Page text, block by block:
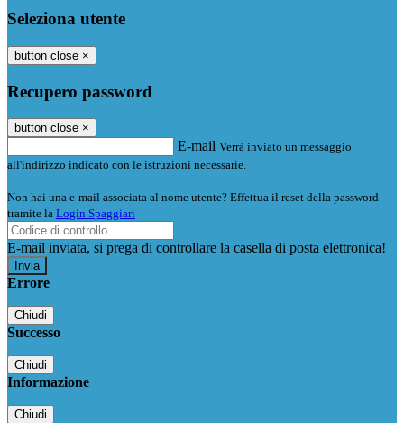
Seleziona utente
button close ×
Recupero password
button close ×
E-mail Verrà inviato un messaggio
all'indirizzo indicato con le istruzioni necessarie.
Non hai una e-mail associata al nome utente? Effettua il reset della password
tramite la Login Spaggiari
E-mail inviata, si prega di controllare la casella di posta elettronica!
Errore
Chiudi
Successo
Chiudi
Informazione
Chiudi